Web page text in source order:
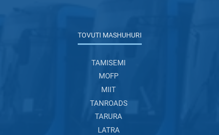
TOVUTI MASHUHURI
TAMISEMI
MOFP
MIIT
TANROADS
TARURA
LATRA